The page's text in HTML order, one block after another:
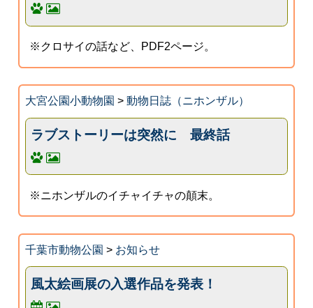
※クロサイの話など、PDF2ページ。
大宮公園小動物園 > 動物日誌（ニホンザル）
ラブストーリーは突然に 最終話
※ニホンザルのイチャイチャの顛末。
千葉市動物公園 > お知らせ
風太絵画展の入選作品を発表！